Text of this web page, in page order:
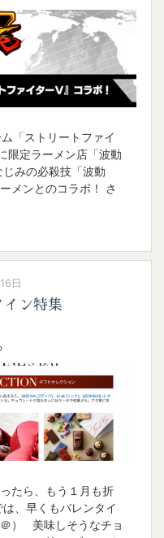
「ストリートファイ
限定ラーメン店「波動
みの必殺技「波動
メンとのコラボ！ さ
日
ン特集
たら、もう１月も折
、早くもバレンタイ
） 美味しそうなチョ